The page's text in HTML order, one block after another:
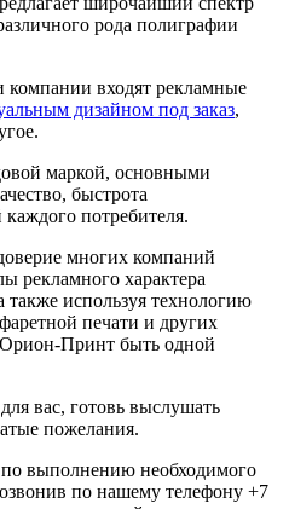
рода полиграфии
компании входят рекламные
дизайном под заказ,
маркой, основными
быстрота
потребителя.
многих компаний
рекламного характера
также используя технологию
печати и других
Орион-Принт быть одной
вас, готовь выслушать
пожелания.
по выполнению необходимого
по нашему телефону +7